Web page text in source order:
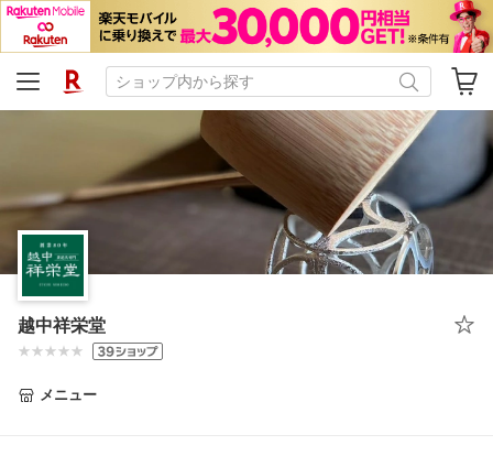
越中祥栄堂
メニュー